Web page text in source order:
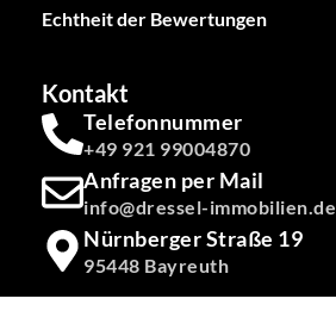
Echtheit der Bewertungen
Kontakt
Telefonnummer
+49 921 99004870
Anfragen per Mail
info@dressel-immobilien.de
Nürnberger Straße 19
95448 Bayreuth